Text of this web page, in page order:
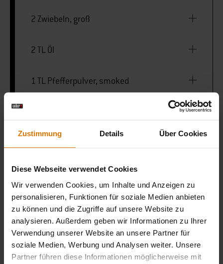
Zustimmung Details Über Cookies
Diese Webseite verwendet Cookies
Wir verwenden Cookies, um Inhalte und Anzeigen zu
personalisieren, Funktionen für soziale Medien anbieten
zu können und die Zugriffe auf unsere Website zu
analysieren. Außerdem geben wir Informationen zu Ihrer
Verwendung unserer Website an unsere Partner für
soziale Medien, Werbung und Analysen weiter. Unsere
Partner führen diese Informationen möglicherweise mit
2 Zwiebeln, groß
2 TL Öl
1 TL Pfefferpulver, smoked
5 TL Balsamico-Essig
Wok oder Dutch Oven